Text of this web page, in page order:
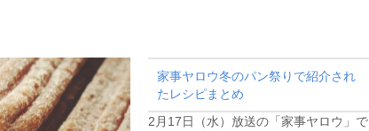
家事ヤロウ冬のパン祭りで紹介され
たレシピまとめ
2月17日（水）放送の「家事ヤロウ」で